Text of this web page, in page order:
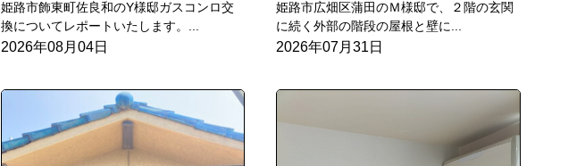
姫路市飾東町佐良和のY様邸ガスコンロ交
換についてレポートいたします。...
2026年08月04日
姫路市広畑区蒲田のＭ様邸で、２階の玄関
に続く外部の階段の屋根と壁に...
2026年07月31日